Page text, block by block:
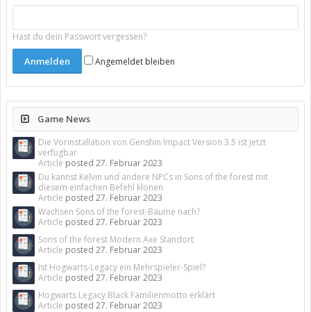
Hast du dein Passwort vergessen?
Angemeldet bleiben
Game News
Die Vorinstallation von Genshin Impact Version 3.5 ist jetzt
verfügbar
Article posted 27. Februar 2023
Du kannst Kelvin und andere NPCs in Sons of the forest mit
diesem einfachen Befehl klonen
Article posted 27. Februar 2023
Wachsen Sons of the forest-Bäume nach?
Article posted 27. Februar 2023
Sons of the forest Modern Axe Standort
Article posted 27. Februar 2023
Ist Hogwarts-Legacy ein Mehrspieler-Spiel?
Article posted 27. Februar 2023
Hogwarts Legacy Black Familienmotto erklärt
Article posted 27. Februar 2023